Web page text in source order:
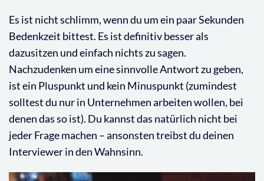
Es ist nicht schlimm, wenn du um ein paar Sekunden
Bedenkzeit bittest. Es ist definitiv besser als
dazusitzen und einfach nichts zu sagen.
Nachzudenken um eine sinnvolle Antwort zu geben,
ist ein Pluspunkt und kein Minuspunkt (zumindest
solltest du nur in Unternehmen arbeiten wollen, bei
denen das so ist). Du kannst das natürlich nicht bei
jeder Frage machen – ansonsten treibst du deinen
Interviewer in den Wahnsinn.